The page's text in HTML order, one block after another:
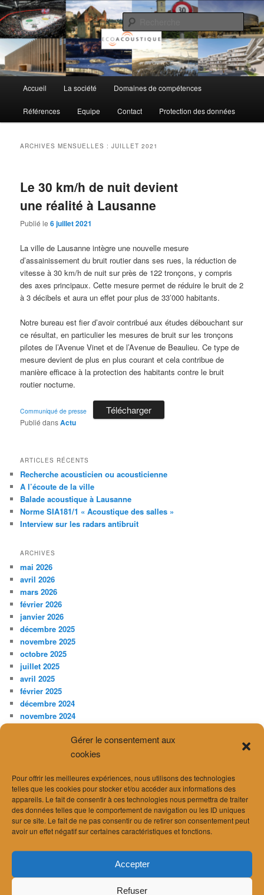
Gérer le consentement aux
cookies
Pour offrir les meilleures expériences, nous utilisons des technologies
telles que les cookies pour stocker et/ou accéder aux informations des
appareils. Le fait de consentir à ces technologies nous permettra de traiter
des données telles que le comportement de navigation ou les ID uniques
sur ce site. Le fait de ne pas consentir ou de retirer son consentement peut
avoir un effet négatif sur certaines caractéristiques et fonctions.
Accepter
Refuser
Aller
au
contenu
principal
Aller
au
contenu
secondaireEcoAcoustique SA
principal
Accueil La société Domaines de compétences
Références Equipe Contact Protection des données
ARCHIVES MENSUELLES :JUILLET 2021
Le 30 km/h de nuit devient
une réalité à Lausanne
Publié le6 juillet 2021
La ville de Lausanne intègre une nouvelle mesure
d’assainissement du bruit routier dans ses rues, la réduction de
vitesse à 30 km/h de nuit sur près de 122 tronçons, y compris
des axes principaux. Cette mesure permet de réduire le bruit de 2
à 3 décibels et aura un effet pour plus de 33’000 habitants.
Notre bureau est fier d’avoir contribué aux études débouchant sur
ce résultat, en particulier les mesures de bruit sur les tronçons
pilotes de l’Avenue Vinet et de l’Avenue de Beaulieu. Ce type de
mesure devient de plus en plus courant et cela contribue de
manière efficace à la protection des habitants contre le bruit
routier nocturne.
Communiqué de presse Télécharger
Publié dansActu
ARTICLES RÉCENTS
Recherche acousticien ou acousticienne
A l’écoute de la ville
Balade acoustique à Lausanne
Norme SIA181/1 « Acoustique des salles »
Interview sur les radars antibruit
ARCHIVES
mai 2026
avril 2026
mars 2026
février 2026
janvier 2026
décembre 2025
novembre 2025
octobre 2025
juillet 2025
avril 2025
février 2025
décembre 2024
novembre 2024
avril 2024
mars 2024
février 2024
janvier 2024
décembre 2023
juillet 2023
février 2023